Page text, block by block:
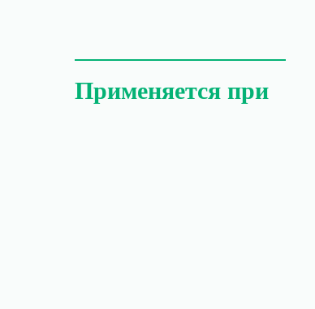
Применяется при